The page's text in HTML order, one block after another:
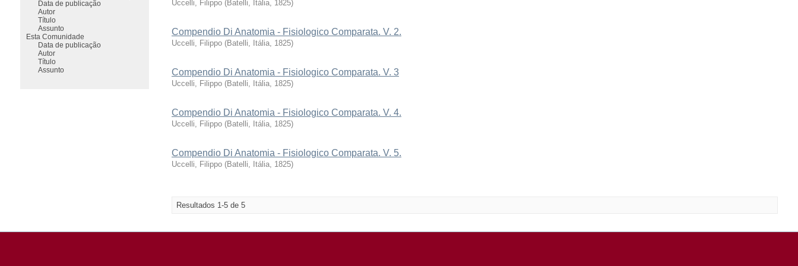
Uccelli, Filippo (Batelli, Itália, 1825)
Compendio Di Anatomia - Fisiologico Comparata. V. 2.
Uccelli, Filippo (Batelli, Itália, 1825)
Compendio Di Anatomia - Fisiologico Comparata. V. 3
Uccelli, Filippo (Batelli, Itália, 1825)
Compendio Di Anatomia - Fisiologico Comparata. V. 4.
Uccelli, Filippo (Batelli, Itália, 1825)
Compendio Di Anatomia - Fisiologico Comparata. V. 5.
Uccelli, Filippo (Batelli, Itália, 1825)
Resultados 1-5 de 5
Data de publicação
Autor
Título
Assunto
Esta Comunidade
Data de publicação
Autor
Título
Assunto